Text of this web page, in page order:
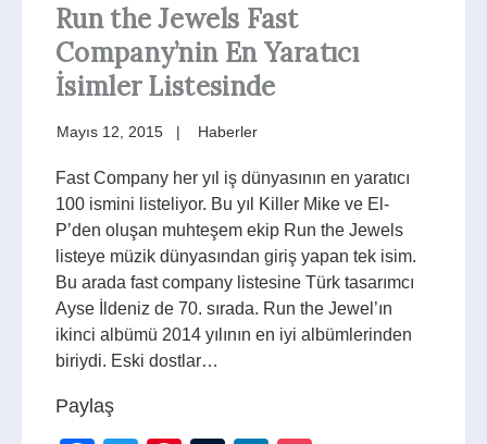
Run the Jewels Fast
Company’nin En Yaratıcı
İsimler Listesinde
Mayıs 12, 2015 Haberler
Fast Company her yıl iş dünyasının en yaratıcı
100 ismini listeliyor. Bu yıl Killer Mike ve El-
P’den oluşan muhteşem ekip Run the Jewels
listeye müzik dünyasından giriş yapan tek isim.
Bu arada fast company listesine Türk tasarımcı
Ayse İldeniz de 70. sırada. Run the Jewel’ın
ikinci albümü 2014 yılının en iyi albümlerinden
biriydi. Eski dostlar…
Paylaş